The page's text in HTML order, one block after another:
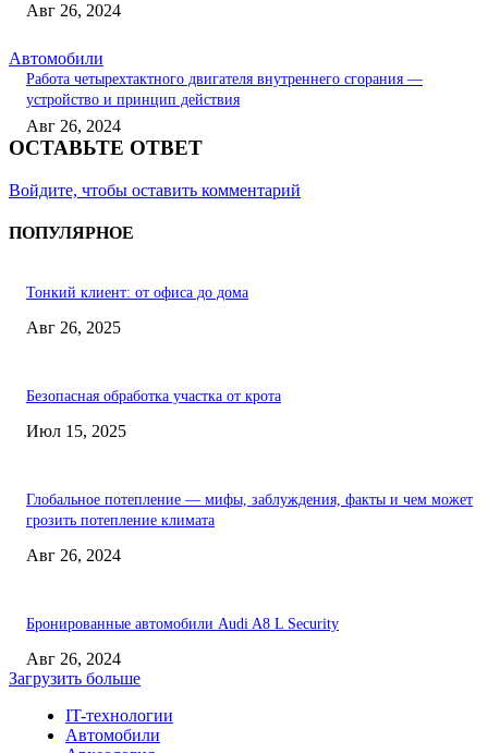
Авг 26, 2024
Автомобили
Работа четырехтактного двигателя внутреннего сгорания —
устройство и принцип действия
Авг 26, 2024
ОСТАВЬТЕ ОТВЕТ
Войдите, чтобы оставить комментарий
ПОПУЛЯРНОЕ
Тонкий клиент: от офиса до дома
Авг 26, 2025
Безопасная обработка участка от крота
Июл 15, 2025
Глобальное потепление — мифы, заблуждения, факты и чем может
грозить потепление климата
Авг 26, 2024
Бронированные автомобили Audi A8 L Security
Авг 26, 2024
Загрузить больше
IT-технологии
Автомобили